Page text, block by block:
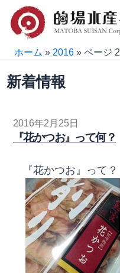
ッ
ホーム » 2016 » ページ 2
新着情報
2016年2月25日
『花かつお』って何？
『花かつお』って？
ー